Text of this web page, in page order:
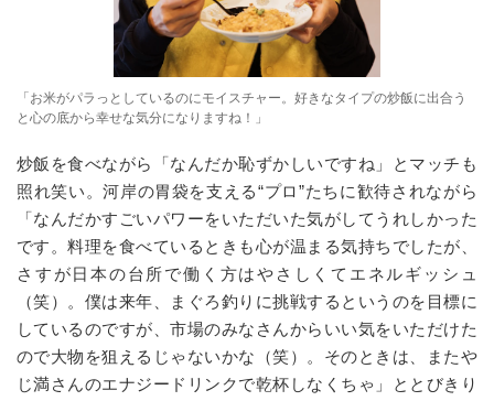
「お米がパラっとしているのにモイスチャー。好きなタイプの炒飯に出合う
と心の底から幸せな気分になりますね！」
炒飯を食べながら「なんだか恥ずかしいですね」とマッチも
照れ笑い。河岸の胃袋を支える“プロ”たちに歓待されながら
「なんだかすごいパワーをいただいた気がしてうれしかった
です。料理を食べているときも心が温まる気持ちでしたが、
さすが日本の台所で働く方はやさしくてエネルギッシュ
（笑）。僕は来年、まぐろ釣りに挑戦するというのを目標に
しているのですが、市場のみなさんからいい気をいただけた
ので大物を狙えるじゃないかな（笑）。そのときは、またや
じ満さんのエナジードリンクで乾杯しなくちゃ」ととびきり